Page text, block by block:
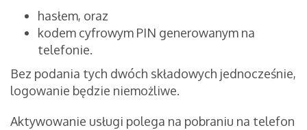
hasłem, oraz
kodem cyfrowym PIN generowanym na
telefonie.
Bez podania tych dwóch składowych jednocześnie,
logowanie będzie niemożliwe.
Aktywowanie usługi polega na pobraniu na telefon